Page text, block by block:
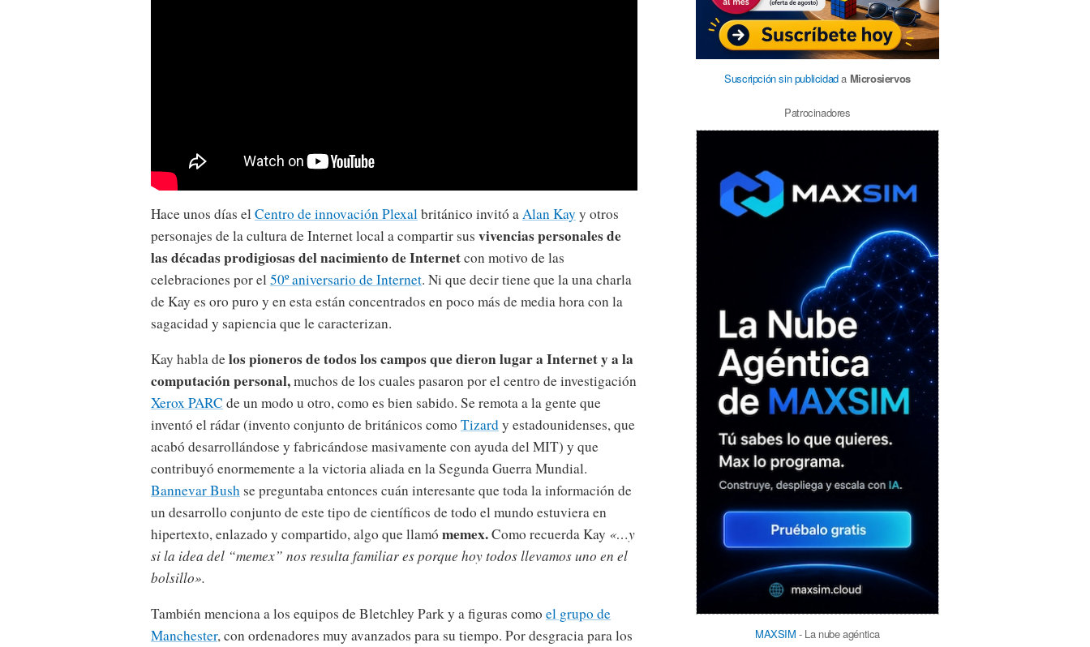
Hace unos días elCentro de innovación Plexalbritánico invitó aAlan Kay y otros
personajes de la cultura de Internet local a compartir sus vivencias personales de
las décadas prodigiosas del nacimiento de Internetcon motivo de las
celebraciones por el50º aniversario de Internet. Ni que decir tiene que la una charla
de Kay es oro puro y en esta están concentrados en poco más de media hora con la
sagacidad y sapiencia que le caracterizan.
Kay habla delos pioneros de todos los campos que dieron lugar a Internet y a la
computación personal,muchos de los cuales pasaron por el centro de investigación
Xerox PARC de un modo u otro, como es bien sabido. Se remota a la gente que
inventó el rádar (invento conjunto de británicos como Tizardy estadounidenses, que
acabó desarrollándose y fabricándose masivamente con ayuda del MIT) y que
contribuyó enormemente a la victoria aliada en la Segunda Guerra Mundial.
Bannevar Bush se preguntaba entonces cuán interesante que toda la información de
un desarrollo conjunto de este tipo de científicos de todo el mundo estuviera en
hipertexto, enlazado y compartido, algo que llamó memex.Como recuerda Kay «…y
si la idea del “memex” nos resulta familiar es porque hoy todos llevamos uno en el
bolsillo».
También menciona a los equipos de Bletchley Park y a figuras como el grupo de
Manchester, con ordenadores muy avanzados para su tiempo. Por desgracia para los
Suscripción sin publicidada Microsiervos
Patrocinadores
MAXSIM - La nube agéntica